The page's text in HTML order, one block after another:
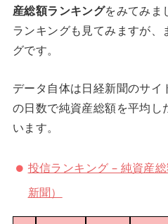
産総額ランキングをみてみま
ランキングも見てみますが、
グです。
データ自体は日経新聞のサイ
の日数で純資産総額を平均し
います。
投信ランキング – 純資産
新聞）